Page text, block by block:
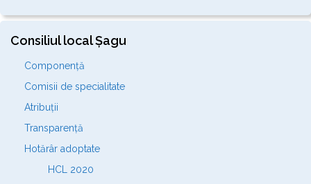
Consiliul local Șagu
Componență
Comisii de specialitate
Atribuții
Transparență
Hotărâr adoptate
HCL 2020